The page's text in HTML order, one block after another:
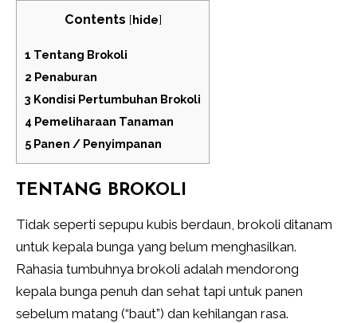
Contents [hide]
1 Tentang Brokoli
2 Penaburan
3 Kondisi Pertumbuhan Brokoli
4 Pemeliharaan Tanaman
5 Panen / Penyimpanan
TENTANG BROKOLI
Tidak seperti sepupu kubis berdaun, brokoli ditanam
untuk kepala bunga yang belum menghasilkan.
Rahasia tumbuhnya brokoli adalah mendorong
kepala bunga penuh dan sehat tapi untuk panen
sebelum matang (“baut”) dan kehilangan rasa.